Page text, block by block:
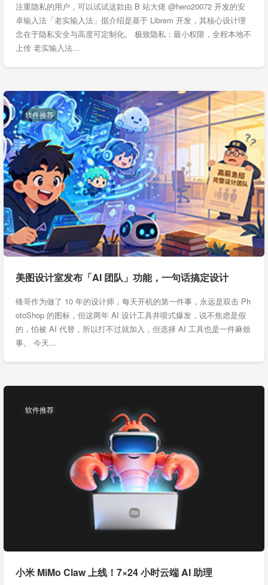
注重隐私的用户，可以试试这款由 B 站大佬 @hero20072 开发的安
卓输入法「老实输入法」据介绍是基于 Librem 开发，其核心设计理
念在于隐私安全与高度可定制化。 极致隐私：最小权限，全程本地不
上传 老实输入法…
软件推荐
美图设计室发布「AI 团队」功能，一句话搞定设计
锋哥作为做了 10 年的设计师，每天开机的第一件事，永远是双击 Ph
otoShop 的图标，但这两年 AI 设计工具井喷式爆发，说不焦虑是假
的，怕被 AI 代替，所以打不过就加入，但选择 AI 工具也是一件麻烦
事。 今天…
软件推荐
小米 MiMo Claw 上线！7×24 小时云端 AI 助理